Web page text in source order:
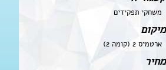
משחקי תפקידים
מיקום
ארטמיס 2 (קומה 2)
מחיר